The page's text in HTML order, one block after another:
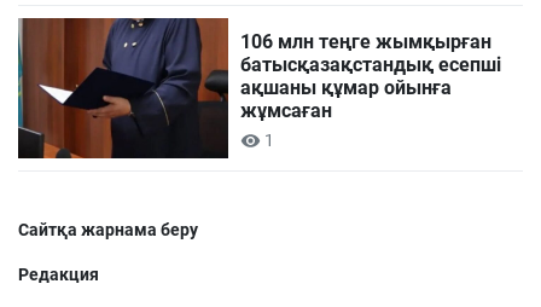
106 млн теңге жымқырған
батысқазақстандық есепші
ақшаны құмар ойынға
жұмсаған
1
Сайтқа жарнама беру
Редакция